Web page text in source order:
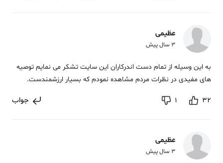
عظیمی
3 سال پیش
به این وسیله از تمام دست اندرکاران این سایت تشکر می نمایم توصیه
های مفیدی در نظرات مردم مشاهده نمودم که بسیار ارزشمندست.
32
1 جواب
عظیمی
3 سال پیش